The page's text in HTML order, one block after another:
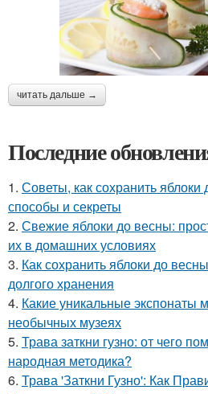
читать дальше →
Последние
1. Советы, как сохранить
способы и секреты
2. Свежие яблоки до весны:
их в домашних условиях
3. Как сохранить яблоки до
долгого хранения
4. Какие уникальные экспонаты
необычных музеях
5. Трава заткни гузно: от чего
народная методика?
6. Трава 'Заткни Гузно': Как